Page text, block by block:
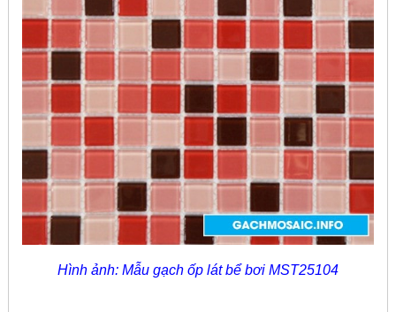
Hình ảnh: Mẫu gạch ốp lát bể bơi MST25104